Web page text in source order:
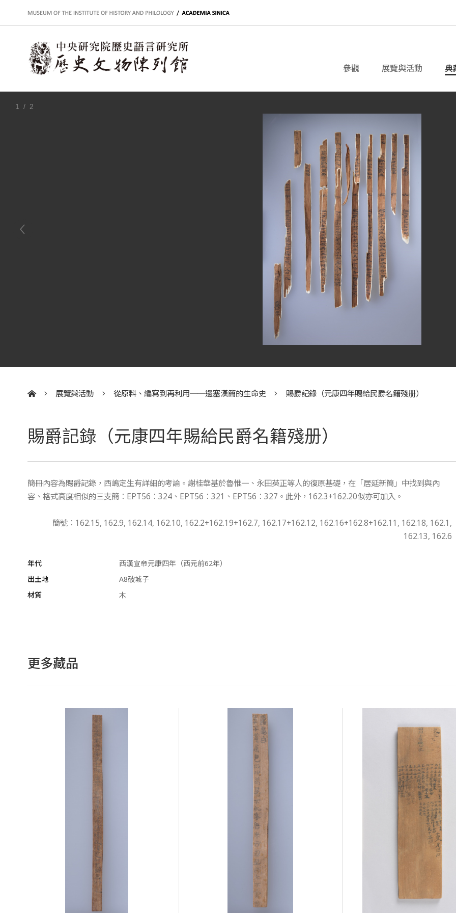
:::
參觀 展覽與活動 典
1 / 2
展覽與活動 從原料、編寫到再利用──邊塞漢簡的生命史 賜爵記錄（元康四年賜給民爵名籍殘册）
賜爵記錄（元康四年賜給民爵名籍殘册）
簡冊內容為賜爵記錄，西嶋定生有詳細的考論。謝桂華基於魯惟一、永田英正等人的復原基礎，在「居延新簡」中找到與內
容、格式高度相似的三支簡：EPT56：324、EPT56：321、EPT56：327。此外，162.3+162.20似亦可加入。
簡號：162.15, 162.9, 162.14, 162.10, 162.2+162.19+162.7, 162.17+162.12, 162.16+162.8+162.11, 162.18, 162.1,
162.13, 162.6
年代
西漢宣帝元康四年（西元前62年）
出土地
A8破城子
材質
木
更多藏品